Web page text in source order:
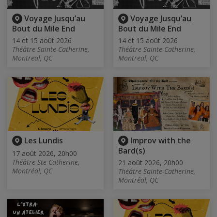
Voyage Jusqu’au
Bout du Mile End
14 et 15 août 2026
Théâtre Sainte-Catherine,
Montreal, QC
Voyage Jusqu’au
Bout du Mile End
14 et 15 août 2026
Théâtre Sainte-Catherine,
Montreal, QC
Les Lundis
17 août 2026, 20h00
Théâtre Ste-Catherine,
Montréal, QC
Improv with the
Bard(s)
21 août 2026, 20h00
Théâtre Sainte-Catherine,
Montréal, QC